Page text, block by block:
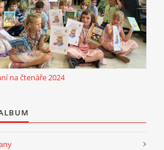
na čtenáře 2024